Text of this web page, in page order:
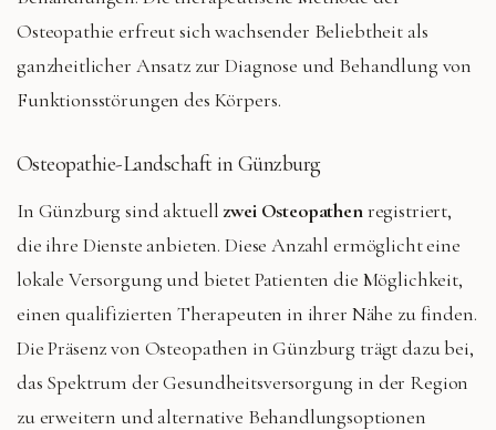
Osteopathie erfreut sich wachsender Beliebtheit als
ganzheitlicher Ansatz zur Diagnose und Behandlung von
Funktionsstörungen des Körpers.
Osteopathie-Landschaft in Günzburg
In Günzburg sind aktuell zwei Osteopathenregistriert,
die ihre Dienste anbieten. Diese Anzahl ermöglicht eine
lokale Versorgung und bietet Patienten die Möglichkeit,
einen qualifizierten Therapeuten in ihrer Nähe zu finden.
Die Präsenz von Osteopathen in Günzburg trägt dazu bei,
das Spektrum der Gesundheitsversorgung in der Region
zu erweitern und alternative Behandlungsoptionen